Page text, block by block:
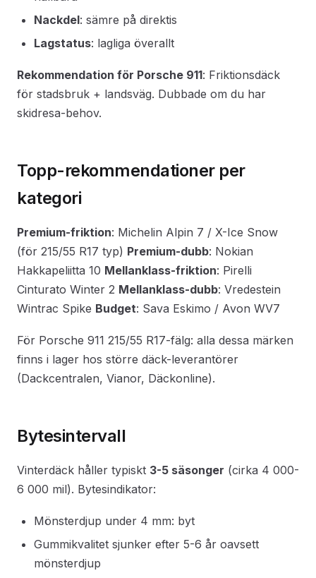
Nackdel: sämre på direktis
Lagstatus: lagliga överallt
Rekommendation för Porsche 911: Friktionsdäck
för stadsbruk + landsväg. Dubbade om du har
skidresa-behov.
Topp-rekommendationer per
kategori
Premium-friktion: Michelin Alpin 7 / X-Ice Snow
(för 215/55 R17 typ) Premium-dubb: Nokian
Hakkapeliitta 10 Mellanklass-friktion: Pirelli
Cinturato Winter 2 Mellanklass-dubb: Vredestein
Wintrac Spike Budget: Sava Eskimo / Avon WV7
För Porsche 911 215/55 R17-fälg: alla dessa märken
finns i lager hos större däck-leverantörer
(Dackcentralen, Vianor, Däckonline).
Bytesintervall
Vinterdäck håller typiskt 3-5 säsonger (cirka 4 000-
6 000 mil). Bytesindikator:
Mönsterdjup under 4 mm: byt
Gummikvalitet sjunker efter 5-6 år oavsett
mönsterdjup